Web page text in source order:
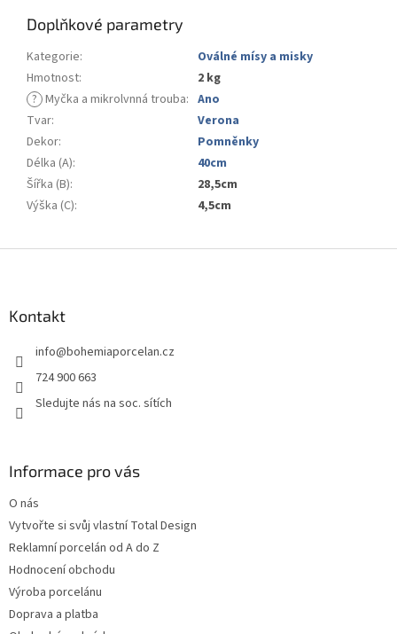
Doplňkové parametry
Kategorie:
Oválné mísy a misky
Hmotnost:
2 kg
? Myčka a mikrolvnná trouba: Ano
Tvar:
Verona
Dekor:
Pomněnky
Délka (A):
40cm
Šířka (B):
28,5cm
Výška (C): 4,5cm
Kontakt
info@bohemiaporcelan.cz
724 900 663
Sledujte nás na soc. sítích
Informace pro vás
O nás
Vytvořte si svůj vlastní Total Design
Reklamní porcelán od A do Z
Hodnocení obchodu
Výroba porcelánu
Doprava a platba